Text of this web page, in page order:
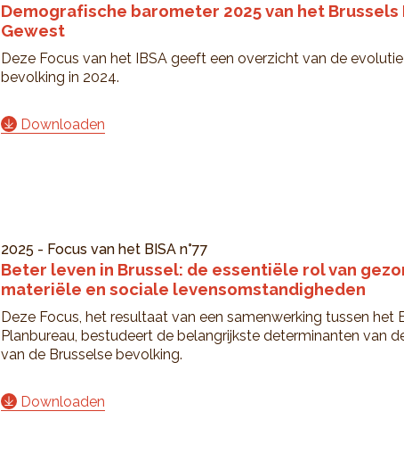
Demografische barometer 2025 van het
Gewest
Deze Focus van het IBSA geeft een overzicht van de
bevolking in 2024.
Downloaden
2025 - Focus van het BISA n°77
Beter leven in Brussel: de essentiële rol van
materiële en sociale levensomstandigheden
Deze Focus, het resultaat van een samenwerking tussen het
Planbureau, bestudeert de belangrijkste determinanten van
van de Brusselse bevolking.
Downloaden